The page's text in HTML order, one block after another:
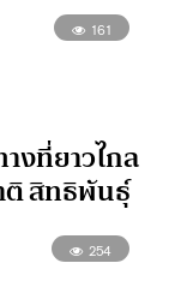
161
งที่ยาวไกล
ติ สิทธิพันธุ์
254